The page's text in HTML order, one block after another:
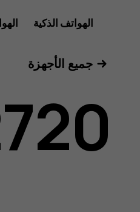
دليل
الهواتف الذكية
جميع الأجهزة